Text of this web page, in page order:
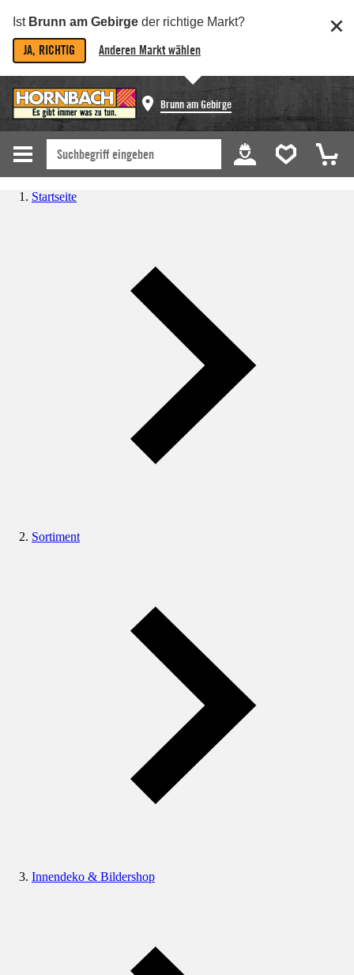
Ist Brunn am Gebirge der richtige Markt?
JA, RICHTIG Anderen Markt wählen
Brunn am Gebirge
Startseite
Sortiment
Innendeko & Bildershop